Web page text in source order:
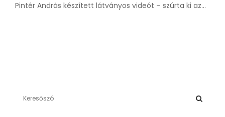
Pintér András készített látványos videót – szúrta ki az...